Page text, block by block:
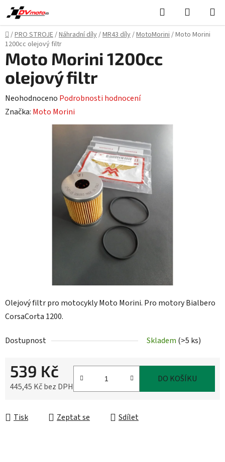
Přejít
na
obsah
Hledat
KOŠÍK
Domů
/PRO STROJE/Náhradní díly/MR43 díly/MotoMorini/Moto Morini
1200cc olejový filtr
Olejový filtr pro motocykly Moto Morini. Pro motory Bialbero
CorsaCorta 1200.
Dostupnost Skladem (>5 ks)
539 Kč
445,45 Kč bez DPH
DO KOŠÍKU
Tisk Zeptat se Sdílet
Moto Morini 1200cc
olejový filtr
Průměrné
hodnocení
Neohodnoceno Podrobnosti hodnocení
Značka: Moto Morini